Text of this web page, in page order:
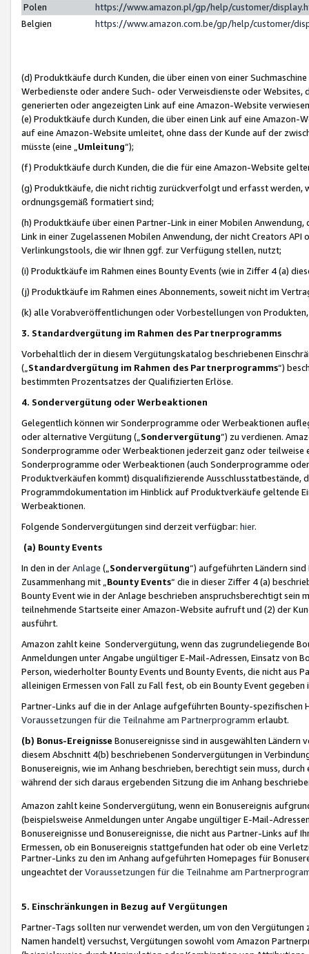
Polen
https://www.amazon.pl/gp/help/customer/
Belgien
https://www.amazon.com.be/gp/help/customer/
(d) Produktkäufe durch Kunden, die über einen von einer
Werbedienste oder andere Such- oder Verweisdienste oder Websites,
generierten oder angezeigten Link auf eine Amazon-Website
(e) Produktkäufe durch Kunden, die über einen Link auf eine
auf eine Amazon-Website umleitet, ohne dass der Kunde auf der
müsste (eine „ Umleitung“);
(f) Produktkäufe durch Kunden, die die für eine Amazon-Website
(g) Produktkäufe, die nicht richtig zurückverfolgt und erfasst werden,
ordnungsgemäß formatiert sind;
(h) Produktkäufe über einen Partner-Link in einer Mobilen
Link in einer Zugelassenen Mobilen Anwendung, der nicht Creators
Verlinkungstools, die wir Ihnen ggf. zur Verfügung stellen, nutzt;
(i) Produktkäufe im Rahmen eines Bounty Events (wie in Ziffer 4 (a)
(j) Produktkäufe im Rahmen eines Abonnements, soweit nicht im
(k) alle Vorabveröffentlichungen oder Vorbestellungen von
3. Standardvergütung im Rahmen des Partnerprogramms
Vorbehaltlich der in diesem Vergütungskatalog beschriebenen
(„ Standardvergütung im Rahmen des Partnerprogramms“)
bestimmten Prozentsatzes der Qualifizierten Erlöse.
4. Sondervergütung oder Werbeaktionen
Gelegentlich können wir Sonderprogramme oder Werbeaktionen
oder alternative Vergütung („ Sondervergütung”) zu verdienen.
Sonderprogramme oder Werbeaktionen jederzeit ganz oder
Sonderprogramme oder Werbeaktionen (auch Sonderprogramme
Produktverkäufen kommt) disqualifizierende Ausschlusstatbestände,
Programmdokumentation im Hinblick auf Produktverkäufe geltende
Werbeaktionen.
Folgende Sondervergütungen sind derzeit verfügbar: hier.
(a) Bounty Events
In den in derAnlage („ Sondervergütung“) aufgeführten Ländern
Zusammenhang mit „ Bounty Events“ die in dieser Ziffer 4 (a)
Bounty Event wie in der Anlage beschrieben anspruchsberechtigt sein
teilnehmende Startseite einer Amazon-Website aufruft und (2) der
ausführt.
Amazon zahlt keine Sondervergütung, wenn das zugrundeliegende
Anmeldungen unter Angabe ungültiger E-Mail-Adressen, Einsatz von
Person, wiederholter Bounty Events und Bounty Events, die nicht
alleinigen Ermessen von Fall zu Fall fest, ob ein Bounty Event
Partner-Links auf die in der Anlage aufgeführten Bounty-spezifischen
Voraussetzungen für die Teilnahme am Partnerprogramm erlaubt.
(b) Bonus-Ereignisse Bonusereignisse sind in ausgewählten Ländern
diesem Abschnitt 4(b) beschriebenen Sondervergütungen in
Bonusereignis, wie im Anhang beschrieben, berechtigt sein muss,
während der sich daraus ergebenden Sitzung die im Anhang
Amazon zahlt keine Sondervergütung, wenn ein Bonusereignis
(beispielsweise Anmeldungen unter Angabe ungültiger E-Mail-
Bonusereignisse und Bonusereignisse, die nicht aus Partner-Links auf
Ermessen, ob ein Bonusereignis stattgefunden hat oder ob eine
Partner-Links zu den im Anhang aufgeführten Homepages für
ungeachtet derVoraussetzungen für die Teilnahme am
5. Einschränkungen in Bezug auf Vergütungen
Partner-Tags sollten nur verwendet werden, um von den
Namen handelt) versuchst, Vergütungen sowohl vom Amazon